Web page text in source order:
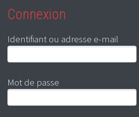
Connexion
Identifiant ou adresse e-mail
Mot de passe